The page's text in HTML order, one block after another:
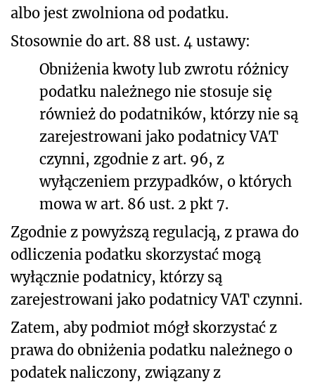
albo jest zwolniona od podatku.
Stosownie do art. 88 ust. 4 ustawy:
Obniżenia kwoty lub zwrotu różnicy
podatku należnego nie stosuje się
również do podatników, którzy nie są
zarejestrowani jako podatnicy VAT
czynni, zgodnie z art. 96, z
wyłączeniem przypadków, o których
mowa w art. 86 ust. 2 pkt 7.
Zgodnie z powyższą regulacją, z prawa do
odliczenia podatku skorzystać mogą
wyłącznie podatnicy, którzy są
zarejestrowani jako podatnicy VAT czynni.
Zatem, aby podmiot mógł skorzystać z
prawa do obniżenia podatku należnego o
podatek naliczony, związany z